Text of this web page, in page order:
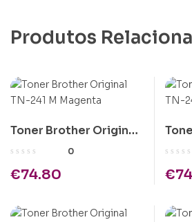
Produtos
Toner Brother Original
TN-241 M Magenta
0
€74.80
TN-
€